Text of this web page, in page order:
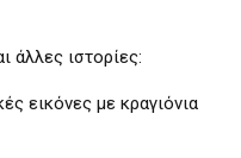
άλλες ιστορίες:
εικόνες με κραγιόνια